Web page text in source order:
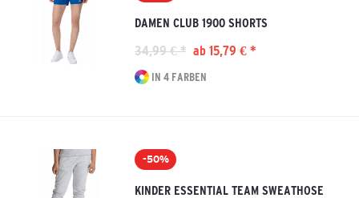
DAMEN CLUB 1900 SHORTS
34,99 € * ab 15,79 € *
IN 4 FARBEN
-50%
KINDER ESSENTIAL TEAM SWEATHOSE